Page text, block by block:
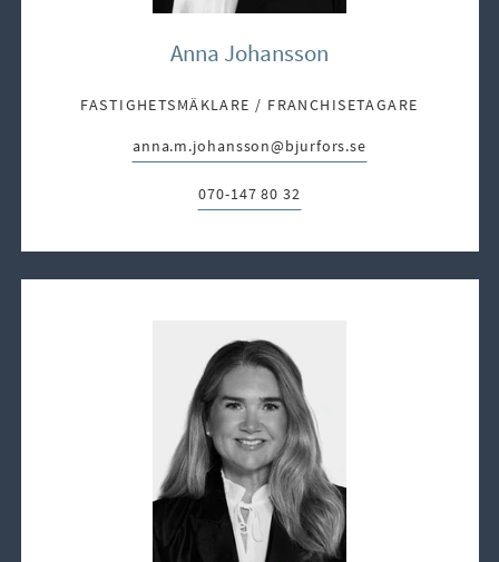
Anna Johansson
FASTIGHETSMÄKLARE / FRANCHISETAGARE
E-post:
anna.m.johansson@bjurfors.se
Telefon:
070-147 80 32